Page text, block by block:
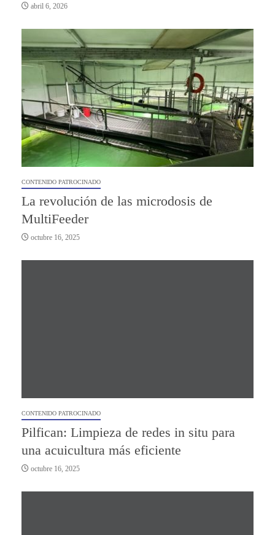
abril 6, 2026
CONTENIDO PATROCINADO
La revolución de las microdosis de
MultiFeeder
octubre 16, 2025
CONTENIDO PATROCINADO
Pilfican: Limpieza de redes in situ para
una acuicultura más eficiente
octubre 16, 2025